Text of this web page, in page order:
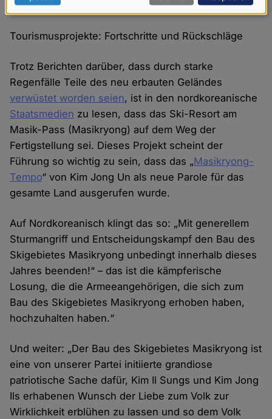
Restaurant“, aber trotzdem sehr teuer.
Tourismusprojekte: Fortschritte und Rückschläge
Trotz Berichten darüber, dass durch starke
Regenfälle Teile des neu erbauten Geländes
verwüstet worden seien, ist in den nordkoreanische
Staatsmedien zu lesen, dass das Ski-Resort am
Masik-Pass (Masikryong) auf dem Weg der
Fertigstellung sei. Dieses Projekt scheint der
Führung so wichtig zu sein, dass das „Masikryong-
Tempo“ von Kim Jong Un als neue Parole für das
gesamte Land ausgerufen wurde.
Auf Nordkoreanisch klingt das so: „Mit generellem
Sturmangriff und Entscheidungskampf den Bau des
Skigebietes Masikryong unbedingt innerhalb dieses
Jahres beenden!“ – das ist die kämpferische
Losung, die die Armeeangehörigen, die sich zum
Bau des Skigebietes Masikryong erhoben haben,
hochzuhalten haben.“
Und weiter: „Der Bau des Skigebietes Masikryong ist
eine von unserer Partei initiierte grandiose
patriotische Sache dafür, Kim Il Sungs und Kim Jong
Ils erhabenen Wunsch der Liebe zum Volk zur
Wirklichkeit erblühen zu lassen und so dem Volk
Daten
und